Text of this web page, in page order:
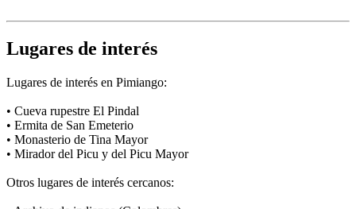
Lugares de interés
Lugares de interés en Pimiango:
• Cueva rupestre El Pindal
• Ermita de San Emeterio
• Monasterio de Tina Mayor
• Mirador del Picu y del Picu Mayor
Otros lugares de interés cercanos: